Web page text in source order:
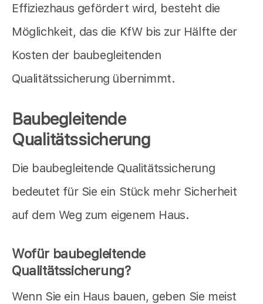
Effiziezhaus gefördert wird, besteht die
Möglichkeit, das die KfW bis zur Hälfte der
Kosten der baubegleitenden
Qualitätssicherung übernimmt.
Baubegleitende
Qualitätssicherung
Die baubegleitende Qualitätssicherung
bedeutet für Sie ein Stück mehr Sicherheit
auf dem Weg zum eigenem Haus.
Wofür baubegleitende
Qualitätssicherung?
Wenn Sie ein Haus bauen, geben Sie meist